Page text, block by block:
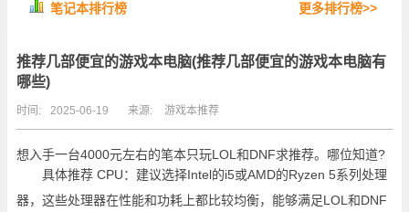
笔记本排行榜 更多排行榜>>
推荐几部便宜的游戏本电脑(推荐几部便宜的游戏本电脑有
哪些)
时间: 2025-06-19 来源: 游戏本推荐
想入手一台4000元左右的笔本只玩LOL和DNF求推荐。哪位知道?
具体推荐 CPU：建议选择Intel的i5或AMD的Ryzen 5系列处理
器，这些处理器在性能和功耗上都比较均衡，能够满足LOL和DNF